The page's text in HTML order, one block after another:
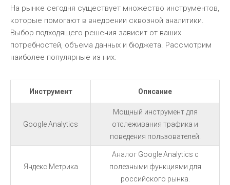
На рынке сегодня существует множество инструментов,
которые помогают в внедрении сквозной аналитики.
Выбор подходящего решения зависит от ваших
потребностей, объема данных и бюджета. Рассмотрим
наиболее популярные из них:
Инструмент Описание
Google Analytics
Мощный инструмент для
отслеживания трафика и
поведения пользователей.
Яндекс.Метрика
Аналог Google Analytics с
полезными функциями для
российского рынка.